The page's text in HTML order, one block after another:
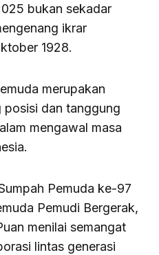
bukan sekadar
ikrar
1928.
merupakan
dan tanggung
mengawal masa
Pemuda ke-97
Pemudi Bergerak,
menilai semangat
lintas generasi